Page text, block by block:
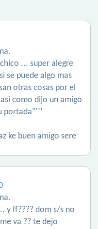
... super alegre
se puede algo mas
otras cosas por el
como dijo un amigo
portada"""
ke buen amigo sere
y ff???? dom s/s no
va ?? te dejo